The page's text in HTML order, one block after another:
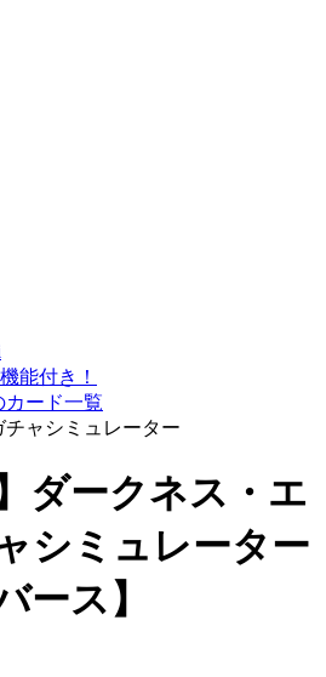
能付き！
カード一覧
ャシミュレーター
ダークネス・エ
シミュレーター
ース】